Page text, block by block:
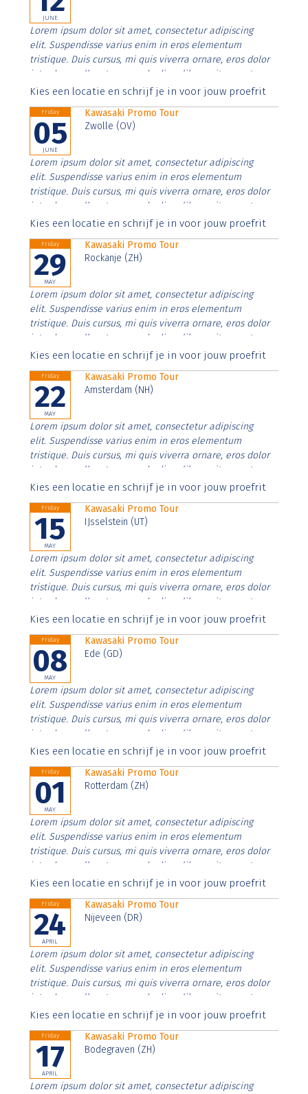
JUNE
Lorem ipsum dolor sit amet, consectetur adipiscing
elit. Suspendisse varius enim in eros elementum
tristique. Duis cursus, mi quis viverra ornare, eros dolor
interdum nulla, ut commodo diam libero vitae erat.
Aenean faucibus nibh et justo cursus id rutrum lorem
Kies een locatie en schrijf je in voor jouw proefrit
Friday
05
JUNE
Kawasaki Promo Tour
Zwolle (OV)
Lorem ipsum dolor sit amet, consectetur adipiscing
elit. Suspendisse varius enim in eros elementum
tristique. Duis cursus, mi quis viverra ornare, eros dolor
interdum nulla, ut commodo diam libero vitae erat.
Aenean faucibus nibh et justo cursus id rutrum lorem
Kies een locatie en schrijf je in voor jouw proefrit
Friday
29
MAY
Kawasaki Promo Tour
Rockanje (ZH)
Lorem ipsum dolor sit amet, consectetur adipiscing
elit. Suspendisse varius enim in eros elementum
tristique. Duis cursus, mi quis viverra ornare, eros dolor
interdum nulla, ut commodo diam libero vitae erat.
Aenean faucibus nibh et justo cursus id rutrum lorem
Kies een locatie en schrijf je in voor jouw proefrit
Friday
22
MAY
Kawasaki Promo Tour
Amsterdam (NH)
Lorem ipsum dolor sit amet, consectetur adipiscing
elit. Suspendisse varius enim in eros elementum
tristique. Duis cursus, mi quis viverra ornare, eros dolor
interdum nulla, ut commodo diam libero vitae erat.
Aenean faucibus nibh et justo cursus id rutrum lorem
Kies een locatie en schrijf je in voor jouw proefrit
Friday
15
MAY
Kawasaki Promo Tour
IJsselstein (UT)
Lorem ipsum dolor sit amet, consectetur adipiscing
elit. Suspendisse varius enim in eros elementum
tristique. Duis cursus, mi quis viverra ornare, eros dolor
interdum nulla, ut commodo diam libero vitae erat.
Aenean faucibus nibh et justo cursus id rutrum lorem
Kies een locatie en schrijf je in voor jouw proefrit
Friday
08
MAY
Kawasaki Promo Tour
Ede (GD)
Lorem ipsum dolor sit amet, consectetur adipiscing
elit. Suspendisse varius enim in eros elementum
tristique. Duis cursus, mi quis viverra ornare, eros dolor
interdum nulla, ut commodo diam libero vitae erat.
Aenean faucibus nibh et justo cursus id rutrum lorem
Kies een locatie en schrijf je in voor jouw proefrit
Friday
01
MAY
Kawasaki Promo Tour
Rotterdam (ZH)
Lorem ipsum dolor sit amet, consectetur adipiscing
elit. Suspendisse varius enim in eros elementum
tristique. Duis cursus, mi quis viverra ornare, eros dolor
interdum nulla, ut commodo diam libero vitae erat.
Aenean faucibus nibh et justo cursus id rutrum lorem
Kies een locatie en schrijf je in voor jouw proefrit
Friday
24
APRIL
Kawasaki Promo Tour
Nijeveen (DR)
Lorem ipsum dolor sit amet, consectetur adipiscing
elit. Suspendisse varius enim in eros elementum
tristique. Duis cursus, mi quis viverra ornare, eros dolor
interdum nulla, ut commodo diam libero vitae erat.
Aenean faucibus nibh et justo cursus id rutrum lorem
Kies een locatie en schrijf je in voor jouw proefrit
Friday
17
APRIL
Kawasaki Promo Tour
Bodegraven (ZH)
Lorem ipsum dolor sit amet, consectetur adipiscing